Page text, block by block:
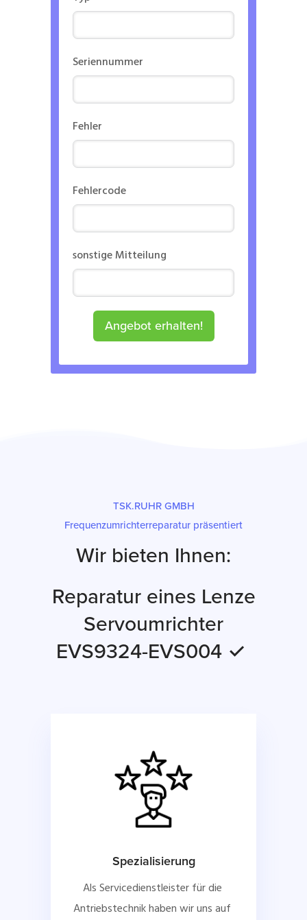
Seriennummer
Fehler
Fehlercode
sonstige Mitteilung
Angebot erhalten!
TSK.RUHR GMBH
Frequenzumrichterreparatur präsentiert
Wir bieten Ihnen:
Reparatur eines Lenze
Servoumrichter
EVS9324-EVS004 ✓
Spezialisierung
Als Servicedienstleister für die
Antriebstechnik haben wir uns auf